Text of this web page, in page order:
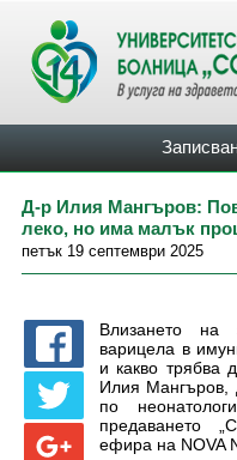
Д-р Илия Мангъров:
леко, но има малък
петък 19 септември 2025
Влизането на
варицела в
и какво трябва
Илия Мангъров,
по
предаването
ефира на NOVA